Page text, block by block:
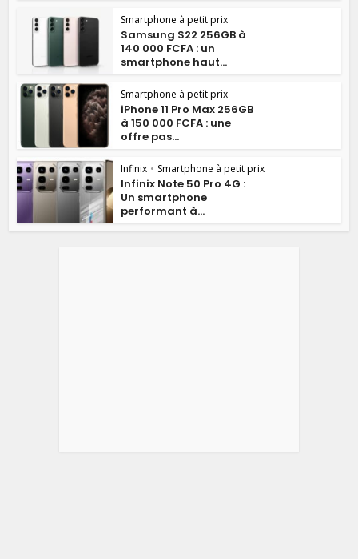
Smartphone à petit prix
Samsung S22 256GB à
140 000 FCFA : un
smartphone haut...
Smartphone à petit prix
iPhone 11 Pro Max 256GB
à 150 000 FCFA : une
offre pas...
Infinix • Smartphone à petit prix
Infinix Note 50 Pro 4G :
Un smartphone
performant à...